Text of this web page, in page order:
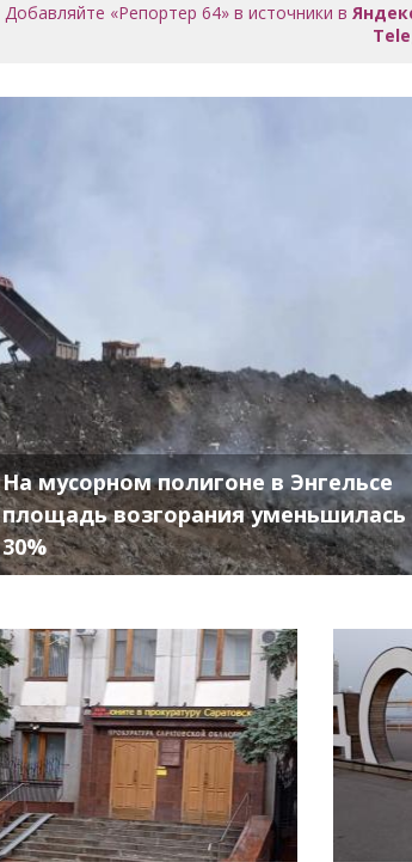
Добавляйте «Репортер 64» в источники в
На мусорном полигоне в Энгельсе
площадь возгорания уменьшилась
30%